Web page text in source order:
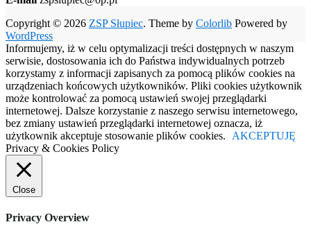
Copyright © 2026 ZSP Słupiec. Theme by Colorlib Powered by
WordPress
Informujemy, iż w celu optymalizacji treści dostępnych w naszym
serwisie, dostosowania ich do Państwa indywidualnych potrzeb
korzystamy z informacji zapisanych za pomocą plików cookies na
urządzeniach końcowych użytkowników. Pliki cookies użytkownik
może kontrolować za pomocą ustawień swojej przeglądarki
internetowej. Dalsze korzystanie z naszego serwisu internetowego,
bez zmiany ustawień przeglądarki internetowej oznacza, iż
użytkownik akceptuje stosowanie plików cookies.
AKCEPTUJĘ
Privacy & Cookies Policy
Close
Privacy Overview